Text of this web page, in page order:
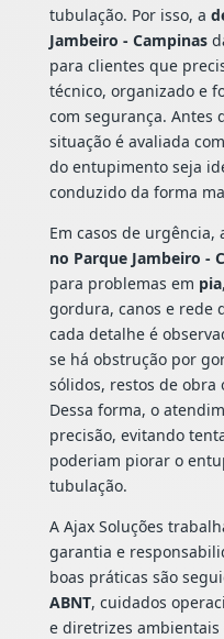
tubulação. Por isso, a
Jambeiro - Campinas
para clientes que
técnico, organizado e
com segurança. Antes
situação é avaliada
do entupimento seja
conduzido da forma
Em casos de urgência,
no Parque Jambeiro -
para problemas em pia,
gordura, canos e rede
cada detalhe é
se há obstrução por
sólidos, restos de obra
Dessa forma, o
precisão, evitando
poderiam piorar o
tubulação.
A Ajax Soluções
garantia e
boas práticas são
ABNT, cuidados
e diretrizes ambientais